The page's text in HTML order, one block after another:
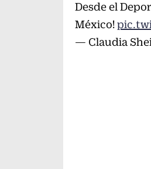
Desde el
México!
— Claudia